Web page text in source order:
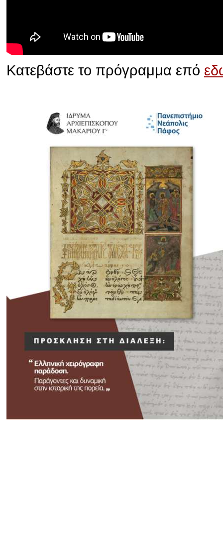
Κατεβάστε το πρόγραμμα επό